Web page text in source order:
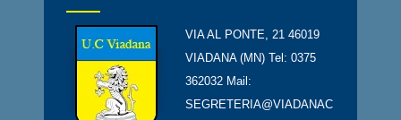
VIA AL PONTE, 21 46019
VIADANA (MN) Tel: 0375
362032 Mail:
SEGRETERIA@VIADANAC